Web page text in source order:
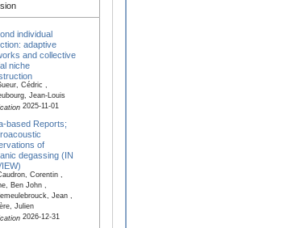
individual
adaptive
and collective
niche
Cédric ,
Jean-Louis
2025-11-01
based Reports;
of
degassing (IN
Corentin ,
Ben John ,
Jean ,
Julien
2026-12-31